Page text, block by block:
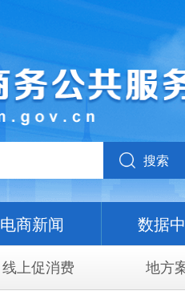
搜索
电商新闻 数据
线上促消费 地方